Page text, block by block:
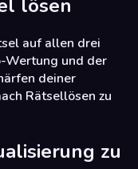
lösen
auf allen drei
Wertung und der
deiner
Rätsellösen zu
zu